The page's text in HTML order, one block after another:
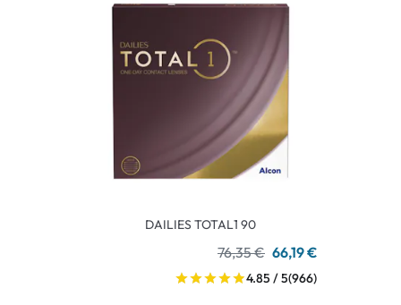
DAILIES TOTAL1 90
76,35 € 66,19 €
4.85 / 5(966)